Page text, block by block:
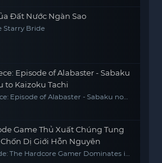
Đất Nước Ngàn Sao
Starry Bride
Episode of Alabaster - Sabaku
to Kaizoku Tachi
Episode of Alabaster - Sabaku no
Game Thủ Xuất Chúng Tung
Dị Giới Hỗn Nguyên
The Hardcore Gamer Dominates in